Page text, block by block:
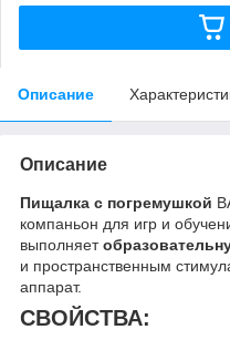
Описание
Описание
Пищалка с погремушкой
компаньон для игр и
выполняет
и пространственным
аппарат.
СВОЙСТВА: